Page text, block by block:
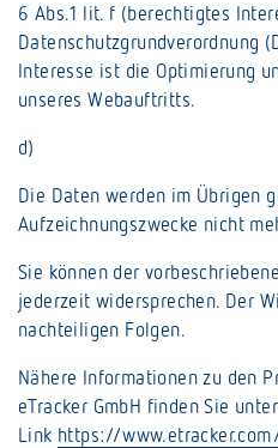
6 Abs.1 lit. f (berechtigtes
Datenschutzgrundverordnung
Interesse ist die Optimierung
unseres Webauftritts.
d)
Die Daten werden im Übrigen
Aufzeichnungszwecke nicht
Sie können der
jederzeit widersprechen. Der
nachteiligen Folgen.
Nähere Informationen zu den
eTracker GmbH finden Sie
Link https://